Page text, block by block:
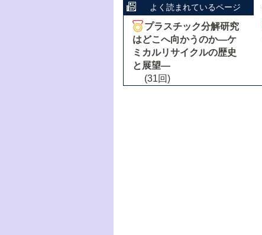
よく読まれているページ
プラスチック分解研究
はどこへ向かうのか―ケ
ミカルリサイクルの歴史
と展望―
(31回)